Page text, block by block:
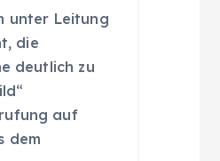
unter Leitung
die
deutlich zu
auf
dem